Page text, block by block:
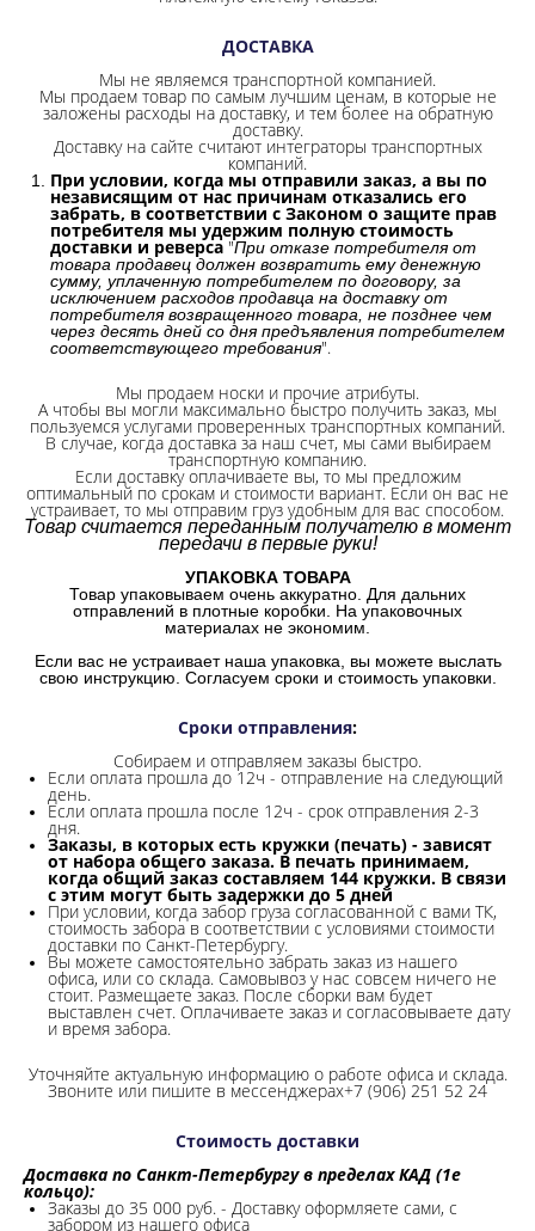
ДОСТАВКА
Мы не являемся транспортной компанией.
Мы продаем товар по самым лучшим ценам, в которые не
заложены расходы на доставку, и тем более на обратную
доставку.
Доставку на сайте считают интеграторы транспортных
компаний.
При условии, когда мы отправили заказ, а вы по
независящим от нас причинам отказались его
забрать, в соответствии с Законом о защите прав
потребителя мы удержим полную стоимость
доставки и реверса "При отказе потребителя от
товара продавец должен возвратить ему денежную
сумму, уплаченную потребителем по договору, за
исключением расходов продавца на доставку от
потребителя возвращенного товара, не позднее чем
через десять дней со дня предъявления потребителем
соответствующего требования".
Мы продаем носки и прочие атрибуты.
А чтобы вы могли максимально быстро получить заказ, мы
пользуемся услугами проверенных транспортных компаний.
В случае, когда доставка за наш счет, мы сами выбираем
транспортную компанию.
Если доставку оплачиваете вы, то мы предложим
оптимальный по срокам и стоимости вариант. Если он вас не
устраивает, то мы отправим груз удобным для вас способом.
Товар считается переданным получателю в момент
передачи в первые руки!
УПАКОВКА ТОВАРА
Товар упаковываем очень аккуратно. Для дальних
отправлений в плотные коробки. На упаковочных
материалах не экономим.
Если вас не устраивает наша упаковка, вы можете выслать
свою инструкцию. Согласуем сроки и стоимость упаковки.
Сроки отправления:
Собираем и отправляем заказы быстро.
Если оплата прошла до 12ч - отправление на следующий
день.
Если оплата прошла после 12ч - срок отправления 2-3
дня.
Заказы, в которых есть кружки (печать) - зависят
от набора общего заказа. В печать принимаем,
когда общий заказ составляем 144 кружки. В связи
с этим могут быть задержки до 5 дней
При условии, когда забор груза согласованной с вами ТК,
стоимость забора в соответствии с условиями стоимости
доставки по Санкт-Петербургу.
Вы можете самостоятельно забрать заказ из нашего
офиса, или со склада. Самовывоз у нас совсем ничего не
стоит. Размещаете заказ. После сборки вам будет
выставлен счет. Оплачиваете заказ и согласовываете дату
и время забора.
Уточняйте актуальную информацию о работе офиса и склада.
Звоните или пишите в мессенджерах+7 (906) 251 52 24
Стоимость доставки
Доставка по Санкт-Петербургу в пределах КАД (1е
кольцо):
Заказы до 35 000 руб. - Доставку оформляете сами, с
забором из нашего офиса